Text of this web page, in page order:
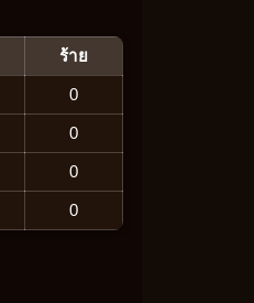
ร้าย
0
0
0
0